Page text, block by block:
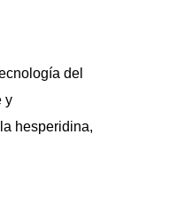
del
y
hesperidina,